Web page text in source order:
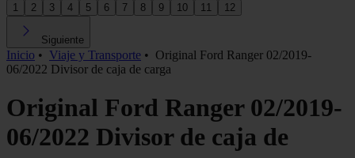
1
2 3 4 5 6 7 8 9 10 11 12
Siguiente
Inicio • Viaje y Transporte • Original Ford Ranger 02/2019-
06/2022 Divisor de caja de carga
Original Ford Ranger 02/2019-
06/2022 Divisor de caja de